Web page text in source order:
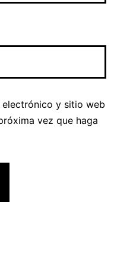
y sitio web
vez que haga